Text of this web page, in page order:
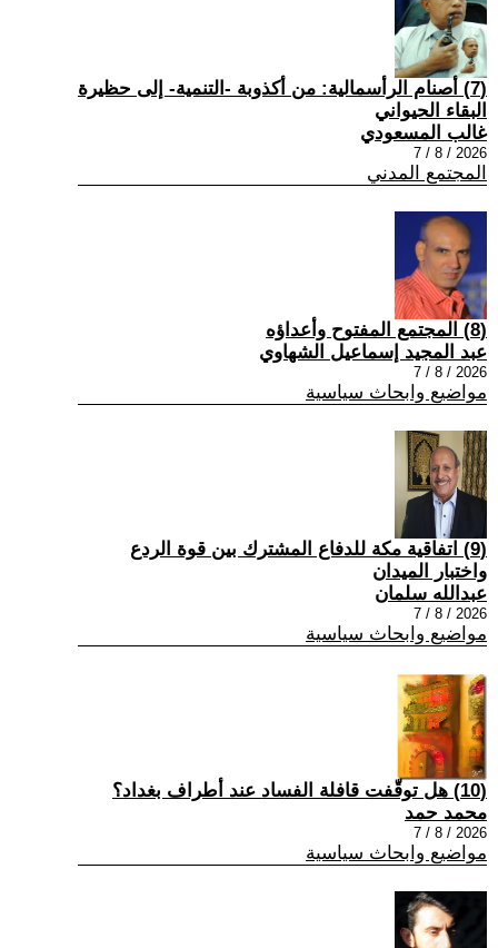
(7) أصنام الرأسمالية: من أكذوبة -التنمية- إلى حظيرة
البقاء الحيواني
غالب المسعودي
2026 / 8 / 7
المجتمع المدني
(8) المجتمع المفتوح وأعداؤه
عبد المجيد إسماعيل الشهاوي
2026 / 8 / 7
مواضيع وابحاث سياسية
(9) اتفاقية مكة للدفاع المشترك بين قوة الردع
واختبار الميدان
عبدالله سلمان
2026 / 8 / 7
مواضيع وابحاث سياسية
(10) هل توقّفت قافلة الفساد عند أطراف بغداد؟
محمد حمد
2026 / 8 / 7
مواضيع وابحاث سياسية